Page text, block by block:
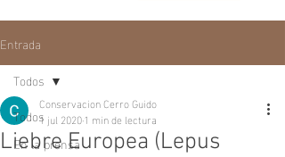
Entrada
Todos
En la prensa
Todos
Liebre Europea (Lepus
Conservacion Cerro Guido
1 jul 20201 min de lectura